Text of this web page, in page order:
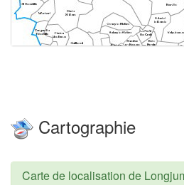
Cartographie
Carte de localisation de